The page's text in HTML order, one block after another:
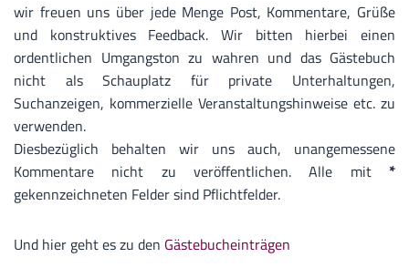
wir freuen uns über jede Menge Post, Kommentare, Grüße
und konstruktives Feedback. Wir bitten hierbei einen
ordentlichen Umgangston zu wahren und das Gästebuch
nicht als Schauplatz für private Unterhaltungen,
Suchanzeigen, kommerzielle Veranstaltungshinweise etc. zu
verwenden.
Diesbezüglich behalten wir uns auch, unangemessene
Kommentare nicht zu veröffentlichen. Alle mit *
gekennzeichneten Felder sind Pflichtfelder.
Und hier geht es zu den Gästebucheinträgen